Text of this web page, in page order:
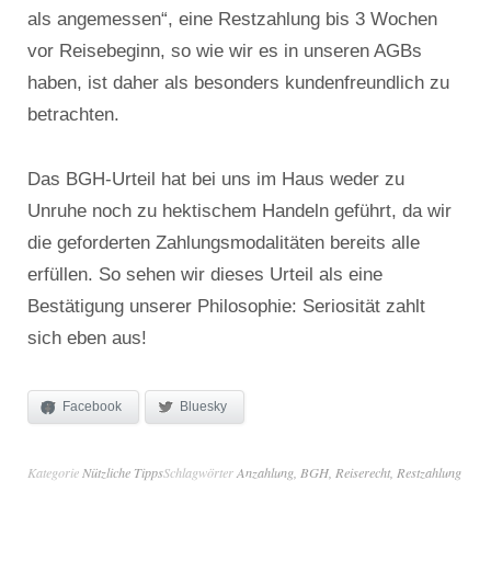
als angemessen“, eine Restzahlung bis 3 Wochen
vor Reisebeginn, so wie wir es in unseren AGBs
haben, ist daher als besonders kundenfreundlich zu
betrachten.
Das BGH-Urteil hat bei uns im Haus weder zu
Unruhe noch zu hektischem Handeln geführt, da wir
die geforderten Zahlungsmodalitäten bereits alle
erfüllen. So sehen wir dieses Urteil als eine
Bestätigung unserer Philosophie: Seriosität zahlt
sich eben aus!
Facebook Bluesky
Kategorie Nützliche TippsSchlagwörterAnzahlung BGH Reiserecht, Restzahlung